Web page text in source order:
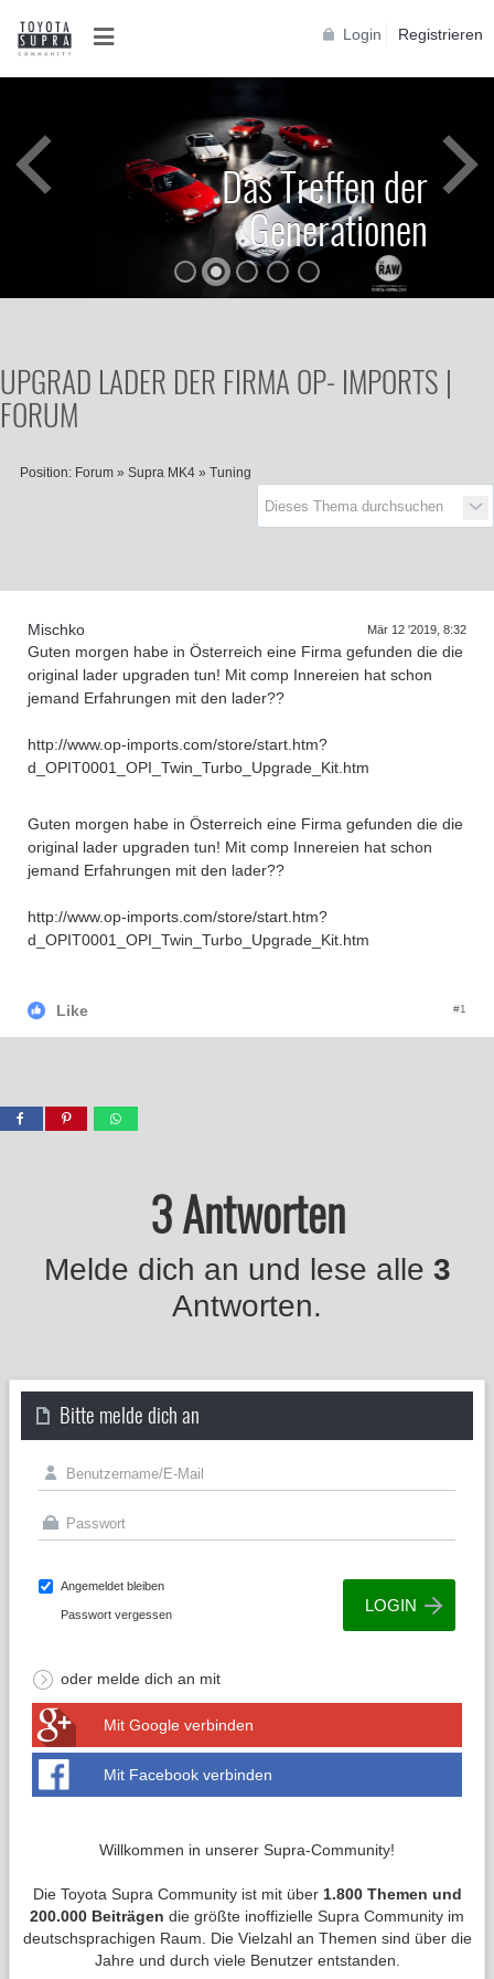
Login Registrieren
Das Treffen der
Generationen
UPGRAD LADER DER FIRMA OP- IMPORTS |
FORUM
Position: Forum » Supra MK4 » Tuning
Mischko Mär 12 '2019, 8:32
Guten morgen habe in Österreich eine Firma gefunden die die
original lader upgraden tun! Mit comp Innereien hat schon
jemand Erfahrungen mit den lader??
http://www.op-imports.com/store/start.htm?
d_OPIT0001_OPI_Twin_Turbo_Upgrade_Kit.htm
Guten morgen habe in Österreich eine Firma gefunden die die
original lader upgraden tun! Mit comp Innereien hat schon
jemand Erfahrungen mit den lader??
http://www.op-imports.com/store/start.htm?
d_OPIT0001_OPI_Twin_Turbo_Upgrade_Kit.htm
Like #1
3 Antworten
Melde dich an und lese alle 3
Antworten.
Bitte melde dich an
Angemeldet bleiben
Passwort vergessen
oder melde dich an mit
Mit Google verbinden
Mit Facebook verbinden
Willkommen in unserer Supra-Community!
Die Toyota Supra Community ist mit über 1.800 Themen und
200.000 Beiträgen die größte inoffizielle Supra Community im
deutschsprachigen Raum. Die Vielzahl an Themen sind über die
Jahre und durch viele Benutzer entstanden.